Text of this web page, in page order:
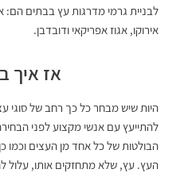
לבניית גרמי מדרגות עץ בבתים הם:
אירוקו, אגוז אפריקאי ודובדבן.
אז איך
היות שיש מבחר כל כך רחב של סוגי
להתייעץ עם אנשי מקצוע לפני
הבולטות של כל אחד מן העצים וכמו
העץ. עץ, שלא מתחזקים אותו, עלול